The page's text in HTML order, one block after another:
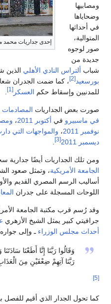
إحدى جداريات محمد
ومصابيها
وضحاياها
في أحداثها
المتوالية،
صور لوجوه
جديدة من
شباب ألتراس النادي الأهلي الذين
بورسعيد[2]
، كما ضمت الجدران
للمدنيين وإسقاط حكم العسكر [1]
صورت بعض الجداريات المصادمات
في ماسبيرو في أكتوبر 2011،
نوفمبر
2011، والمواجهات التي
ديسمبر
2011
[3]
ومن تلك الجداريات أيضًا جدارية
الجامعة الأمريكية، وتمثل صعود
أساليب الرسم المصري القديم
اللوحات المسجلة على جدران
وقد رُسم قرب مكتبة الجامعة
جرافيتي كبير يمثل الشيخ الأزهري
أحداث مجلس الوزراء ـ وإلى جواره
وَقَالُوا رَبَّنَا إِنَّا أَطَعْنَا سَادَتَنَا
رَبَّنَا آتِهِمْ ضِعْفَيْنِ مِنَ الْعَذَابِ
[5]
كما تحول الجدار الذي أقيم للفصل